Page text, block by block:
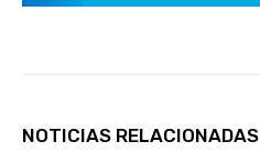
NOTICIAS RELACIONADAS